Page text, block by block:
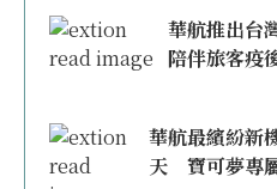
華航推出台
陪伴旅客疫
華航最繽紛新
天 寶可夢專